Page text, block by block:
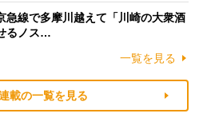
急線で多摩川越えて「川崎の大衆酒
るノス…
一覧を見る
載の一覧を見る